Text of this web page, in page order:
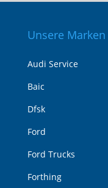
Unsere Marken
Audi Service
Baic
Dfsk
Ford
Ford Trucks
Forthing